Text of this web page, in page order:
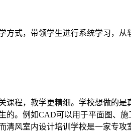
式，带领学生进行系统学习，
程，教学更精细。学校想做的
。例如CAD可以用于平面图、
风室内设计培训学校是一家专